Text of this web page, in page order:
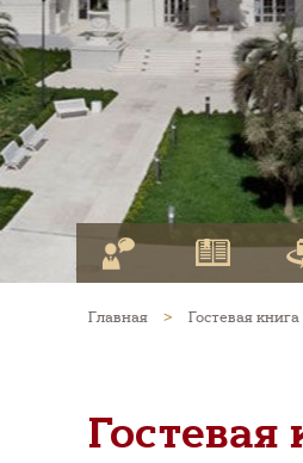
Главная > Гостевая книга
Гостевая